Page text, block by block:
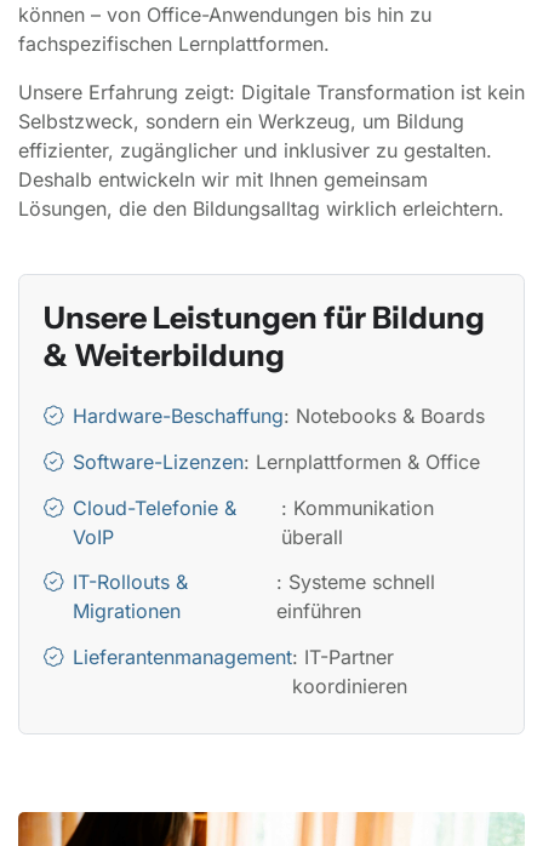
können – von Office-Anwendungen bis hin zu
fachspezifischen Lernplattformen.
Unsere Erfahrung zeigt: Digitale Transformation ist kein
Selbstzweck, sondern ein Werkzeug, um Bildung
effizienter, zugänglicher und inklusiver zu gestalten.
Deshalb entwickeln wir mit Ihnen gemeinsam
Lösungen, die den Bildungsalltag wirklich erleichtern.
Unsere Leistungen für Bildung
& Weiterbildung
Hardware-Beschaffung: Notebooks & Boards
Software-Lizenzen: Lernplattformen & Office
Cloud-Telefonie &
VoIP
: Kommunikation
überall
IT-Rollouts &
Migrationen
: Systeme schnell
einführen
Lieferantenmanagement: IT-Partner
koordinieren